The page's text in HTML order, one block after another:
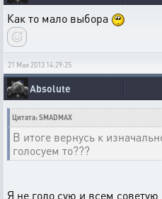
Как то мало выбора
21 Мая 2013 14:29:25
Absolute
Цитата: SMADMAX
В итоге вернусь к
голосуем то???
Я не голо сую и всем советую